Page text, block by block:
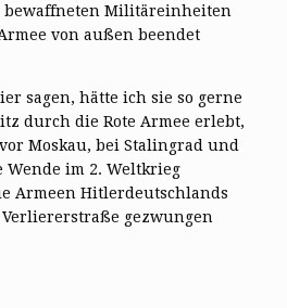
Militäreinheiten
von außen beendet
sagen, hätte ich sie so gerne
durch die Rote Armee erlebt,
Moskau, bei Stalingrad und
Wende im 2. Weltkrieg
Armeen Hitlerdeutschlands
gezwungen